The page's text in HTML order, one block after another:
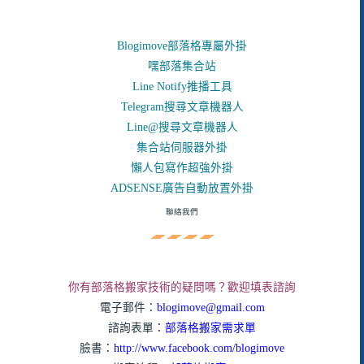
Blogimove部落格專屬外掛
嘿部落集合站
Line Notify推播工具
Telegram搜尋文章機器人
Line@搜尋文章機器人
集合站伺服器外掛
懶人包寫作超強外掛
ADSENSE廣告自動放置外掛
聯絡我們
你有部落格搬家技術的疑問嗎？歡迎填表諮詢
電子郵件： blogimove@gmail.com
諮詢表單： 部落格搬家需求單
臉書： http://www.facebook.com/blogimove